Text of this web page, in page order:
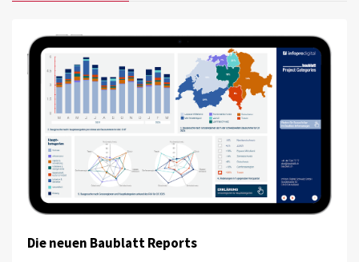
Die neuen Baublatt Reports